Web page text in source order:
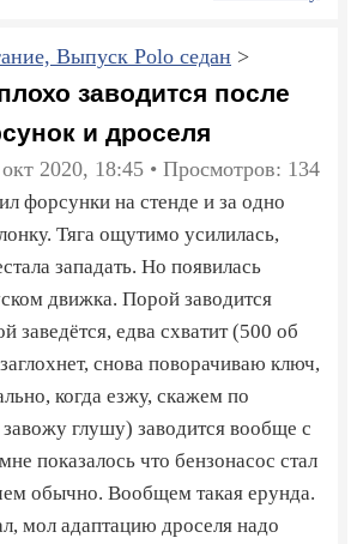
Выпуск Polo седан >
заводится после
и дроселя
окт 2020, 18:45 • Просмотров: 134
форсунки на стенде и за одно
Тяга ощутимо усилилась,
западать. Но появилась
движка. Порой заводится
заведётся, едва схватит (500 об
снова поворачиваю ключ,
когда езжу, скажем по
глушу) заводится вообще с
показалось что бензонасос стал
обычно. Вообщем такая ерунда.
мол адаптацию дроселя надо